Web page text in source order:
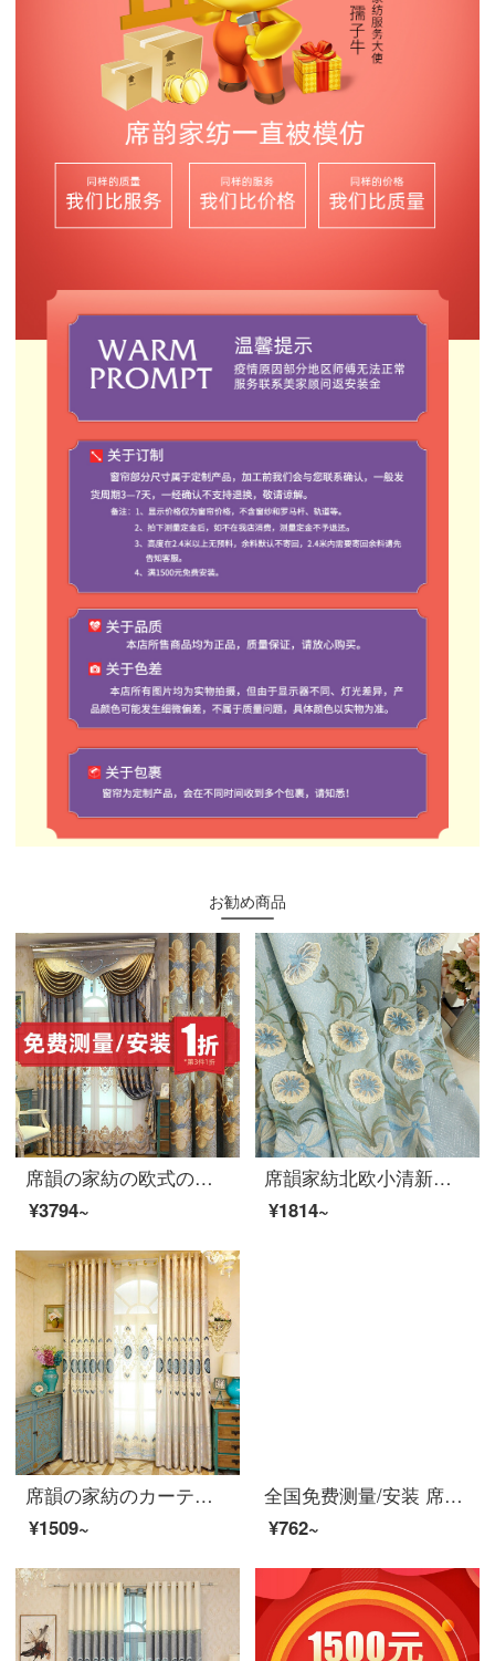
お勧め商品
席韻の家紡の欧式のシェニールのカーテンの遮光の刺繍のカーテンは同じタイプの窓のカーテンを注文して作らせて、幅1メートル*高さ2.7メートルの単価(4本の爪のフック)を高くすることができます。
¥3794~
席韻家紡北欧小清新朝顔のリビングルームの遮光カーテンのつぼみが咲き始めました。青い布のオーダーメイド幅は1メートル*高さ2.7メートルの単価(ナノリング)が高くなります。
¥1814~
席韻の家紡のカーテンの客間の寝室は花を上げて遮光の布芸のカーテンを遮ります。秋水伊人-青い布のオーダーメイドの幅は1メートル*高さ2.7メートルの単価(ナノリング)を高めます。
¥1509~
全国免费测量/安装 席韵家纺 窗帘 成品窗帘隔热防晒遮光 定制加厚落地仿亚麻素色客厅卧室窗帘布 J卡通印花欧式城堡(40%-60%遮光）-2色可选 定做宽1米*高2.7米单价（吊带孔）可改高
¥762~